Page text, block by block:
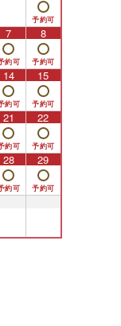
7 8
14 15
21 22
28 29